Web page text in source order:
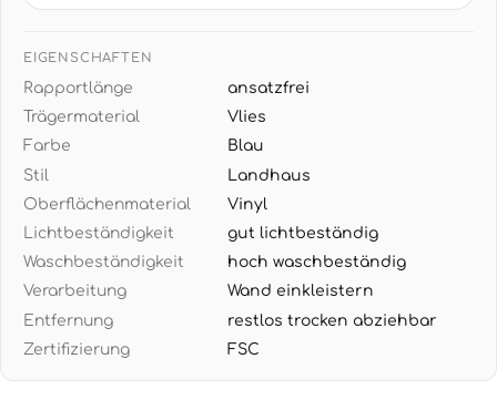
PRAKTISCHE GRÖSSE: 10,05 m x 0,53 m pro Rolle
Musterverschnitt
VIELSEITIGER STIL: Harmonische Mischung aus
Landhaus-Romantik und modernem Design - die
sanften Blautöne passen zu Creme, Weiß und
warmen Grautönen
EINFACHE VERARBEITUNG: Wand einkleistern und
Tapete direkt aufbringen - restlos trocken
abziehbar bei Renovierung
EIGENSCHAFTEN
Rapportlänge
ansatzfrei
Trägermaterial
Vlies
Farbe
Blau
Stil
Landhaus
Oberflächenmaterial
Vinyl
Lichtbeständigkeit
gut lichtbeständig
Waschbeständigkeit
hoch waschbeständig
Verarbeitung
Wand einkleistern
Entfernung
restlos trocken abziehbar
Zertifizierung
FSC